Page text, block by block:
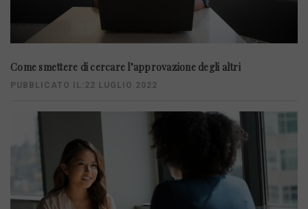
Come smettere di cercare l’approvazione degli altri
PUBBLICATO IL:22 LUGLIO 2022